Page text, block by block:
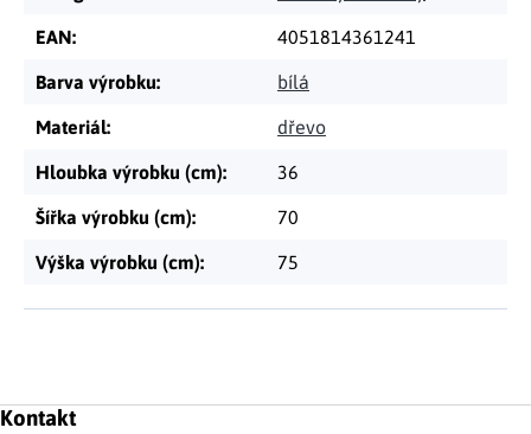
EAN: 4051814361241
Barva výrobku: bílá
Materiál: dřevo
Hloubka výrobku (cm): 36
Šířka výrobku (cm): 70
Výška výrobku (cm): 75
Zápatí
Kontakt